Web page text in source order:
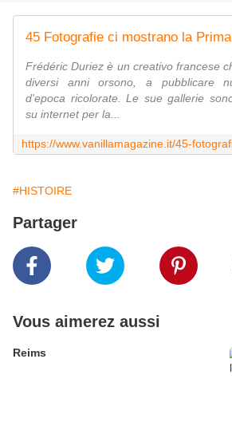
Frédéric Duriez è un creativo francese
diversi anni orsono, a pubblicare
d'epoca ricolorate. Le sue gallerie
su internet per la...
#HISTOIRE
Partager
Vous aimerez aussi
Reims